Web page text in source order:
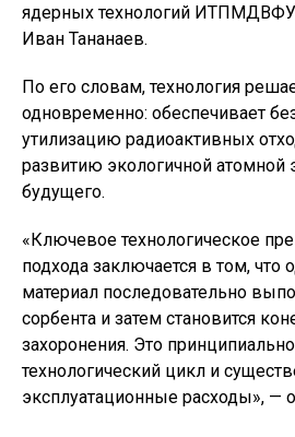
ядерных технологий
Иван Тананаев.
По его словам, технология
одновременно: обеспечивает
утилизацию радиоактивных
развитию экологичной атомной
будущего.
«Ключевое технологическое
подхода заключается в том, что
материал последовательно
сорбента и затем становится
захоронения. Это
технологический цикл и
эксплуатационные расходы», —